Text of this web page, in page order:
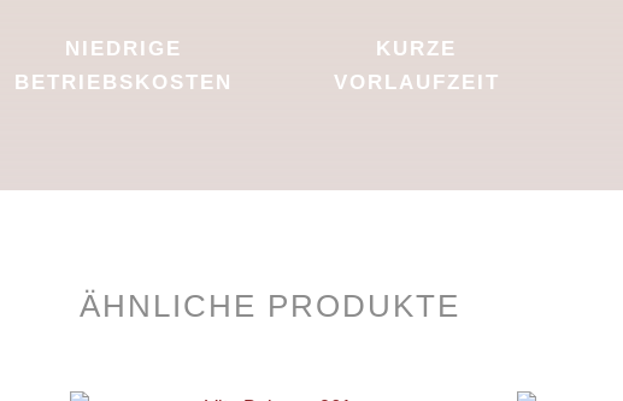
NIEDRIGE
BETRIEBSKOSTEN
KURZE
VORLAUFZEIT
ÄHNLICHE PRODUKTE